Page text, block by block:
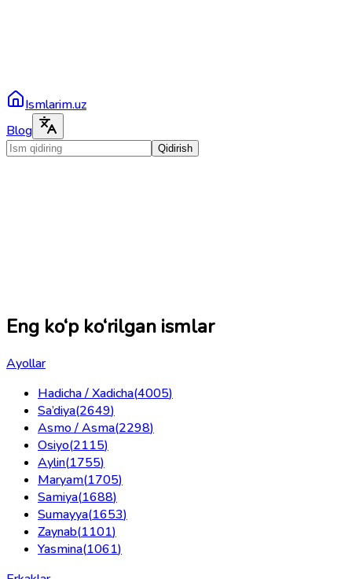
Ismlarim.uz
Blog
Qidirish
Eng ko‘p ko‘rilgan ismlar
Ayollar
Hadicha / Xadicha(4005)
Sa’diya(2649)
Asmo / Asma(2298)
Osiyo(2115)
Aylin(1755)
Maryam(1705)
Samiya(1688)
Sumayya(1653)
Zaynab(1101)
Yasmina(1061)